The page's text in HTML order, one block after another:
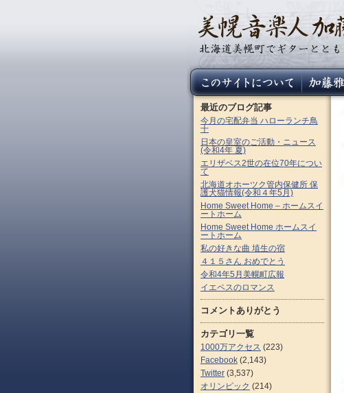
最近のブログ記事
今月の宅配弁当 ハローランチ鳥
十
日本の皇室のご活動・ニュース
(令和4年 夏)
エリザベス2世の在位70年につい
て
北海道オホーツク管内保健所 保
護犬猫情報(令和４年5月)
Home Sweet Home – ホームスイ
ートホーム
Home Sweet Home ホームスイ
ートホーム
私の好きな曲 埴生の宿
４１５さん おめでとう
令和4年5月美幌町広報
イエペスのロマンス
コメントありがとう
カテゴリ一覧
1000万アクセス (223)
Facebook (2,143)
Twitter (3,537)
オリンピック (214)